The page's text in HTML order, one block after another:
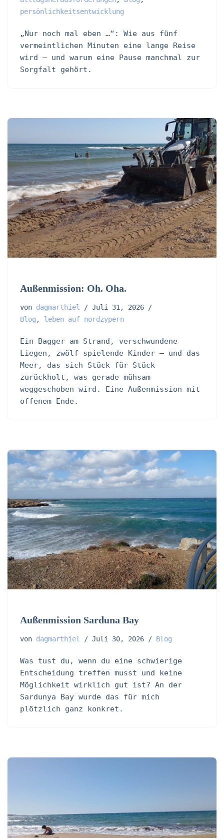
persönlichkeitsentwicklung
„Nur noch mal eben …“: Wie aus fünf
vermeintlichen Minuten eine lange Reise
wird – und warum eine Pause manchmal zur
Sorgfalt gehört.
Außenmission: Oh. Oha.
von dagmarthiel
Juli 31, 2026
Blog , leben auf nordzypern
Ein Bagger am Strand, verschwundene
Liegen, zwölf spielende Kinder – und das
Meer, das sich Stück für Stück
zurückholt, was gerade mühsam
weggeschoben wird. Eine Außenmission mit
offenem Ende.
Außenmission Sarduna Bay
von dagmarthiel Juli 30, 2026 Blog
Was tust du, wenn du eine schwierige
Entscheidung treffen musst und keine
Möglichkeit wirklich gut ist? An der
Sardunya Bay wurde das für mich
plötzlich ganz konkret.